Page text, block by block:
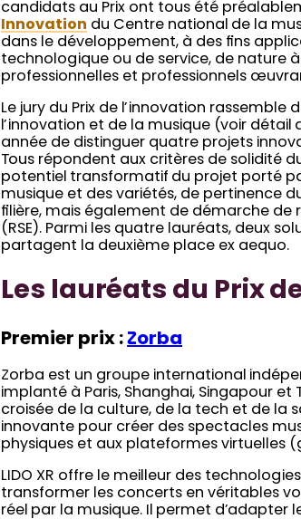
candidats au Prix ont tous été
Innovation du Centre national de la
dans le développement, à des fins
technologique ou de service, de nature
professionnelles et professionnels
Le jury du Prix de l’innovation
l’innovation et de la musique (voir
année de distinguer quatre projets
Tous répondent aux critères de solidité
potentiel transformatif du projet porté
musique et des variétés, de pertinence
filière, mais également de démarche de
(RSE). Parmi les quatre lauréats, deux
partagent la deuxième place ex aequo.
Les lauréats du Prix
Premier prix :Zorba
Zorba est un groupe international
implanté à Paris, Shanghai, Singapour et
croisée de la culture, de la tech et de la
innovante pour créer des spectacles
physiques et aux plateformes virtuelles
LIDO XR offre le meilleur des
transformer les concerts en véritables
réel par la musique. Il permet